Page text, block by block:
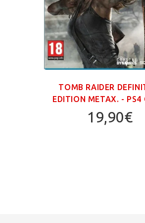
TOMB RAIDER
EDITION ΜΕΤΑΧ. - PS4
19,90€